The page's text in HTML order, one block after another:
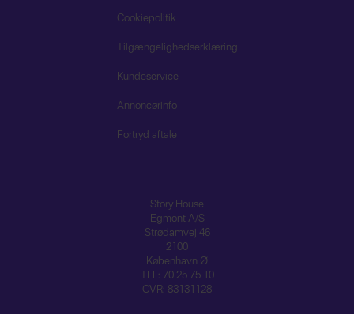
Cookiepolitik
Tilgængelighedserklæring
Kundeservice
Annoncørinfo
Fortryd aftale
Story House
Egmont A/S
Strødamvej 46
2100
København Ø
TLF: 70 25 75 10
CVR: 83131128